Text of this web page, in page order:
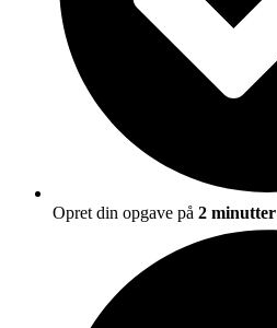
Opret din opgave på 2 minutter